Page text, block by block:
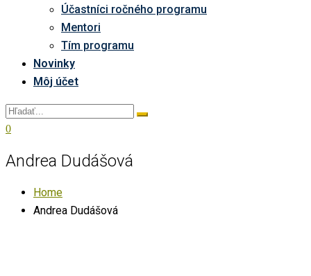
Účastníci ročného programu
Mentori
Tím programu
Novinky
Môj účet
0
Andrea Dudášová
Home
Andrea Dudášová